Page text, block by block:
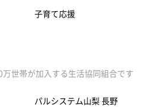
子育て応援
世帯が加入する生活協同組合です
パルシステム山梨 長野